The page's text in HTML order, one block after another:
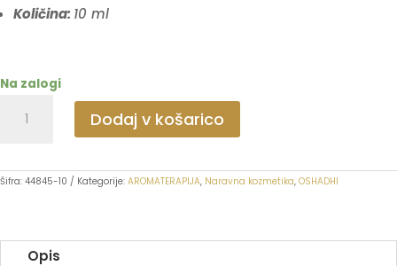
Količina: 10 ml
Na zalogi
jojoba
Dodaj v košarico
Šifra: 44845-10 Kategorije: AROMATERAPIJA, Naravna kozmetika, OSHADHI
Opis